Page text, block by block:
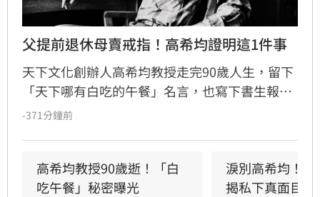
父提前退休母賣戒指！高希均證明這1件事
天下文化創辦人高希均教授走完90歲人生，留下
「天下哪有白吃的午餐」名言，也寫下書生報國
傳奇。13歲躲戰亂來台，一家七口擠在南港三坪
票」留學，改變一生。
-371分鐘前
高希均教授90歲逝！「白
吃午餐」秘密曝光
淚別高希均！
揭私下真面目